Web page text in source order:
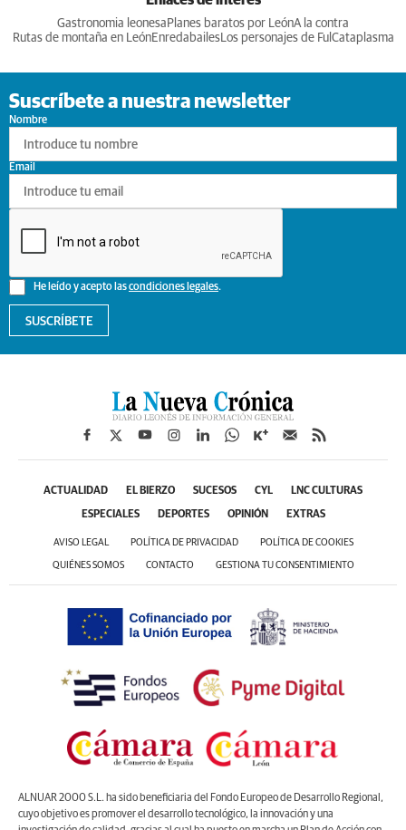
Gastronomia leonesa Planes baratos por LeónA la contra
Rutas de montaña en LeónEnredabailesLos personajes de Ful Cataplasma
Suscríbete a nuestra newsletter
Nombre
He leído y acepto lascondiciones legales.
Email
SUSCRÍBETE
ACTUALIDAD EL BIERZO SUCESOS CYL LNC CULTURAS
ESPECIALES DEPORTES OPINIÓN EXTRAS
AVISO LEGAL POLÍTICA DE PRIVACIDAD POLÍTICA DE COOKIES
QUIÉNES SOMOS CONTACTO GESTIONA TU CONSENTIMIENTO
ALNUAR 2000 S.L. ha sido beneficiaria del Fondo Europeo de Desarrollo Regional,
cuyo objetivo es promover el desarrollo tecnológico, la innovación y una